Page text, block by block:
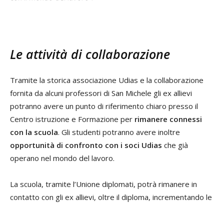
Le attività di collaborazione
Tramite la storica associazione Udias e la collaborazione
fornita da alcuni professori di San Michele gli ex allievi
potranno avere un punto di riferimento chiaro presso il
Centro istruzione e Formazione per rimanere connessi
con la scuola. Gli studenti potranno avere inoltre
opportunità di confronto con i soci Udias che già
operano nel mondo del lavoro.
La scuola, tramite l’Unione diplomati, potrà rimanere in
contatto con gli ex allievi, oltre il diploma, incrementando le